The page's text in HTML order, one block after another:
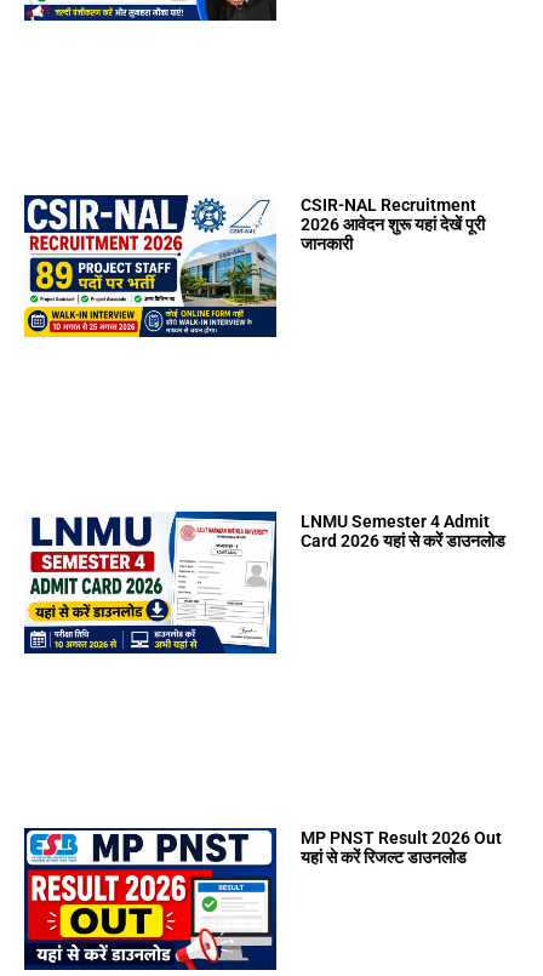
CSIR-NAL Recruitment
2026 आवेदन शुरू यहां देखें पूरी
जानकारी
LNMU Semester 4 Admit
Card 2026 यहां से करें डाउनलोड
MP PNST Result 2026 Out
यहां से करें रिजल्ट डाउनलोड